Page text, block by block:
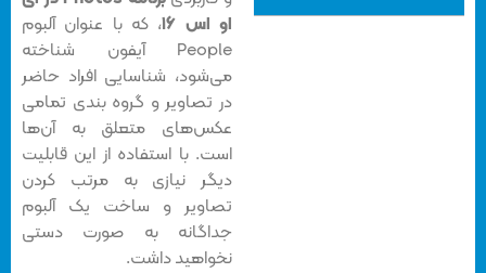
او اس ۱۶ ، که با عنوان آلبوم
People آیفون شناخته
می‌شود، شناسایی افراد حاضر
در تصاویر و گروه بندی تمامی
عکس‌های متعلق به آن‌ها
است. با استفاده از این قابلیت
دیگر نیازی به مرتب کردن
تصاویر و ساخت یک آلبوم
جداگانه به صورت دستی
نخواهید داشت.